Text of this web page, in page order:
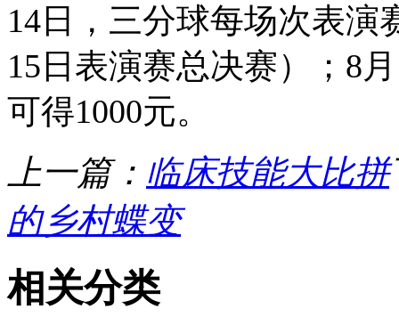
14日，三分球每场次表演
15日表演赛总决赛）；8
可得1000元。
上一篇： 临床技能大比拼
的乡村蝶变
相关分类